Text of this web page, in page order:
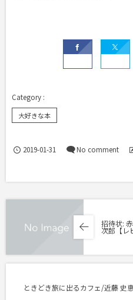
大好きな本
2019-01-31 No comment
招待状:
次郎【レ
ときどき旅に出るカフェ/近藤 史